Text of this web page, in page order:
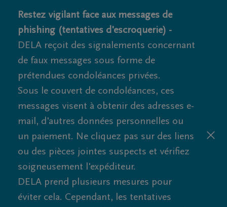
Restez vigilant face aux messages de
phishing (tentatives d'escroquerie) -
DELA reçoit des signalements concernant
de faux messages sous forme de
prétendues condoléances privées.
Sous le couvert de condoléances, ces
messages visent à obtenir des adresses e-
mail, d'autres données personnelles ou
un paiement. Ne cliquez pas sur des liens
ou des pièces jointes suspects et vérifiez
soigneusement l'expéditeur.
DELA prend plusieurs mesures pour
éviter cela. Cependant, les tentatives